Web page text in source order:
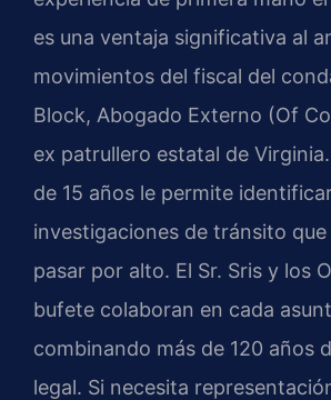
es una ventaja significativa al
movimientos del fiscal del
Block, Abogado Externo (Of
ex patrullero estatal de
de 15 años le permite
investigaciones de tránsito
pasar por alto. El Sr. Sris y los
bufete colaboran en cada
combinando más de 120 años
legal. Si necesita